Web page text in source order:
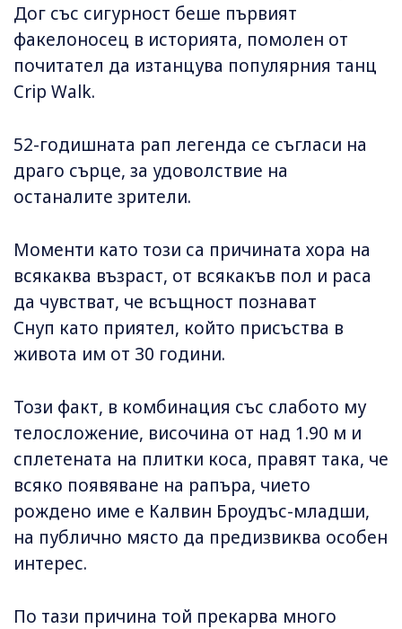
Дог със сигурност беше първият
факелоносец в историята, помолен от
почитател да изтанцува популярния танц
Crip Walk.
52-годишната рап легенда се съгласи на
драго сърце, за удоволствиe на
останалите зрители.
Моменти като този са причината хора на
всякаква възраст, от всякакъв пол и раса
да чувстват, че всъщност познават
Снуп като приятел, който присъства в
живота им от 30 години.
Този факт, в комбинация със слабото му
телосложение, височина от над 1.90 м и
сплетената на плитки коса, правят така, че
всяко появяване на рапъра, чието
рождено име е Калвин Броудъс-младши,
на публично място да предизвиква особен
интерес.
По тази причина той прекарва много